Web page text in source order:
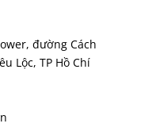
đường Cách
Lộc, TP Hồ Chí